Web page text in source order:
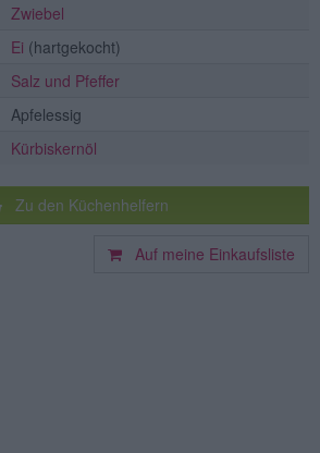
Zwiebel
Ei (hartgekocht)
Salz und Pfeffer
Apfelessig
Kürbiskernöl
Zu den Küchenhelfern
Auf meine Einkaufsliste